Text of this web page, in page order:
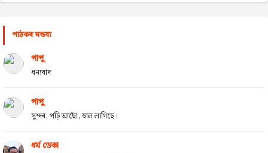
পাঠকৰ মন্তব্য
পাপু
ধন্যবাদ
পাপু
সুন্দৰ, পঢ়ি আছোঁ, ভাল লাগিছে।
ধৰ্ম ডেকা